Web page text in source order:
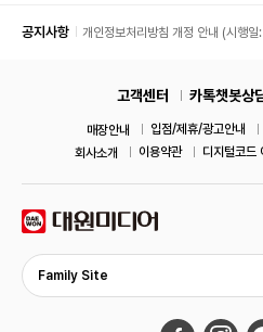
공지사항
개인정보처리방침 개정 안내 (시행
고객센터 카톡챗봇상
매장안내 입점/제휴/광고안내
회사소개
이용약관 디지털코드
Family Site